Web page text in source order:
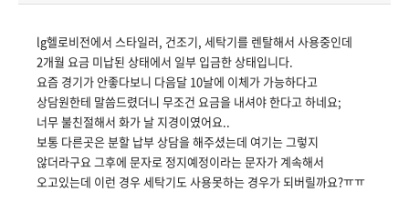
lg헬로비전에서 스타일러, 건조기, 세탁기를 렌탈해서 사용중인데
2개월 요금 미납된 상태에서 일부 입금한 상태입니다.
요즘 경기가 안좋다보니 다음달 10날에 이체가 가능하다고
상담원한테 말씀드렸더니 무조건 요금을 내셔야 한다고 하네요;
너무 불친절해서 화가 날 지경이였어요..
보통 다른곳은 분할 납부 상담을 해주셨는데 여기는 그렇지
않더라구요 그후에 문자로 정지예정이라는 문자가 계속해서
오고있는데 이런 경우 세탁기도 사용못하는 경우가 되버릴까요?ㅠㅠ